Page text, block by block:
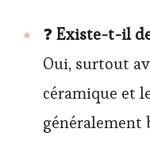
❓Existe-t-il
Oui, surtout
céramique et
généralement